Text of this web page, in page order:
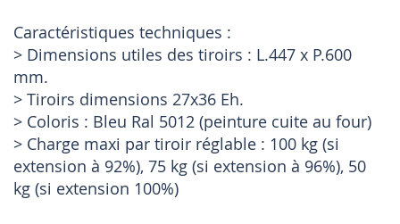
Caractéristiques techniques :
> Dimensions utiles des tiroirs : L.447 x P.600
mm.
> Tiroirs dimensions 27x36 Eh.
> Coloris : Bleu Ral 5012 (peinture cuite au four)
> Charge maxi par tiroir réglable : 100 kg (si
extension à 92%), 75 kg (si extension à 96%), 50
kg (si extension 100%)